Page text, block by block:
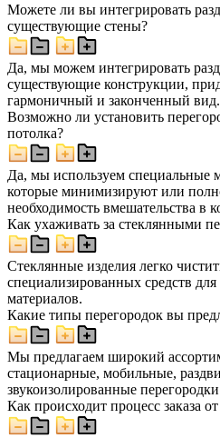
Можете ли вы интегрировать
существующие стены?
Да, мы можем интегрировать
существующие конструкции,
гармоничный и законченный вид.
Возможно ли установить
потолка?
Да, мы используем специальные
которые минимизируют или
необходимость вмешательства в
Как ухаживать за стеклянными
Стеклянные изделия легко
специализированных средств для
материалов.
Какие типы перегородок вы
Мы предлагаем широкий
стационарные, мобильные,
звукоизолированные
Как происходит процесс заказа